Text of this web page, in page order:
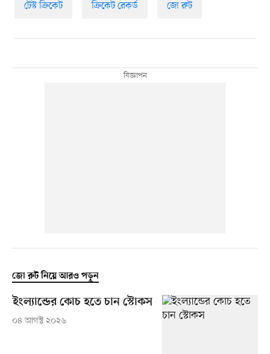
টেস্ট ক্রিকেট ক্রিকেট রেকর্ড জো রুট
জো রুট নিয়ে আরও পড়ুন
ইংল্যান্ডের কোচ হতে চান স্টোকস
০৪ আগস্ট ২০২৬